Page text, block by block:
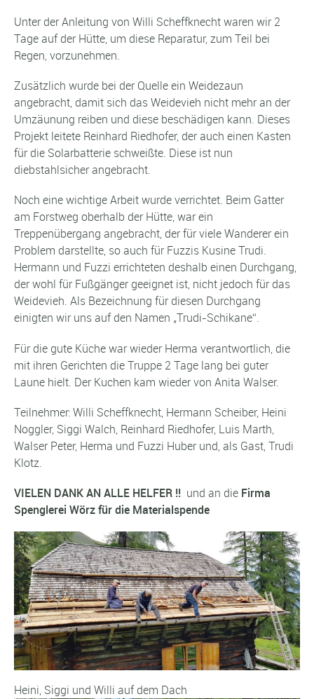
Unter der Anleitung von Willi Scheffknecht waren wir 2
Tage auf der Hütte, um diese Reparatur, zum Teil bei
Regen, vorzunehmen.
Zusätzlich wurde bei der Quelle ein Weidezaun
angebracht, damit sich das Weidevieh nicht mehr an der
Umzäunung reiben und diese beschädigen kann. Dieses
Projekt leitete Reinhard Riedhofer, der auch einen Kasten
für die Solarbatterie schweißte. Diese ist nun
diebstahlsicher angebracht.
Noch eine wichtige Arbeit wurde verrichtet. Beim Gatter
am Forstweg oberhalb der Hütte, war ein
Treppenübergang angebracht, der für viele Wanderer ein
Problem darstellte, so auch für Fuzzis Kusine Trudi.
Hermann und Fuzzi errichteten deshalb einen Durchgang,
der wohl für Fußgänger geeignet ist, nicht jedoch für das
Weidevieh. Als Bezeichnung für diesen Durchgang
einigten wir uns auf den Namen „Trudi-Schikane“.
Für die gute Küche war wieder Herma verantwortlich, die
mit ihren Gerichten die Truppe 2 Tage lang bei guter
Laune hielt. Der Kuchen kam wieder von Anita Walser.
Teilnehmer: Willi Scheffknecht, Hermann Scheiber, Heini
Noggler, Siggi Walch, Reinhard Riedhofer, Luis Marth,
Walser Peter, Herma und Fuzzi Huber und, als Gast, Trudi
Klotz.
VIELEN DANK AN ALLE HELFER !! und an die Firma
Spenglerei Wörz für die Materialspende
Heini, Siggi und Willi auf dem Dach